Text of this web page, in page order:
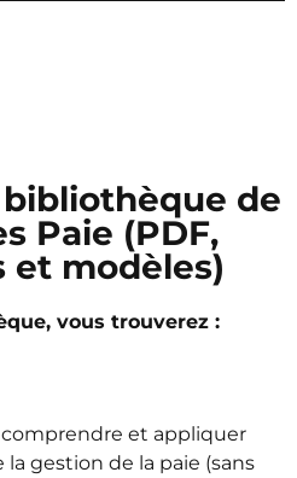
de
Paie (PDF,
et modèles)
vous trouverez :
et appliquer
gestion de la paie (sans